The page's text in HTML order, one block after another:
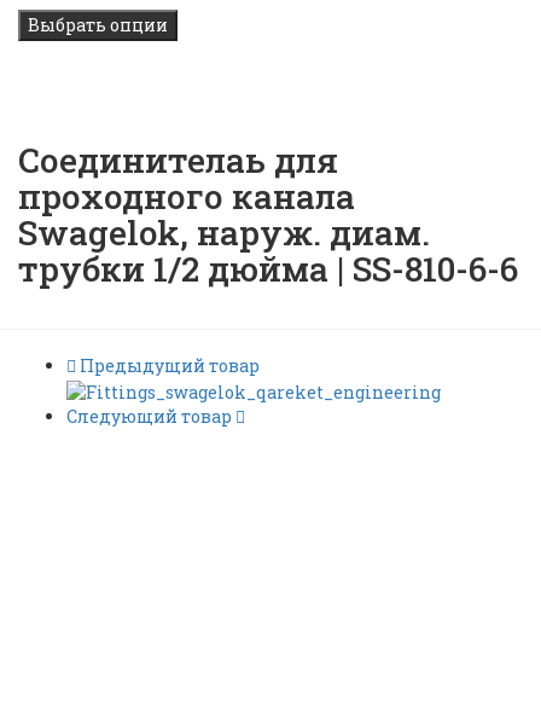
Выбрать опции
Соединителaь для
проходного канала
Swagelok, наруж. диам.
трубки 1/2 дюйма | SS-810-6-6
Предыдущий товар
Следующий товар